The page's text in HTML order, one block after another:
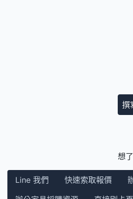
撰
想
Line 我們 快速索取報價